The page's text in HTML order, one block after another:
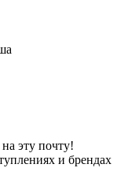
эту почту!
и брендах